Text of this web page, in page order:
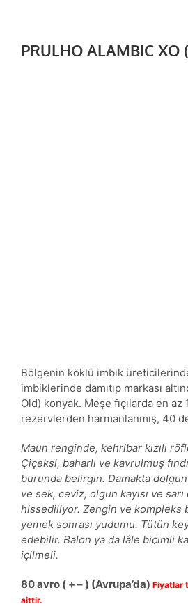
PRULHO ALAMBIC XO
Bölgenin köklü imbik
imbiklerinde damıtıp markası
Old) konyak. Meşe fıçılarda en az
rezervlerden harmanlanmış, 40
Maun renginde, kehribar kızılı
Çiçeksi, baharlı ve kavrulmuş
burunda belirgin. Damakta
ve sek, ceviz, olgun kayısı ve sarı
hissediliyor. Zengin ve kompleks
yemek sonrası yudumu. Tütün
edebilir. Balon ya da lâle biçimli
içilmeli.
80 avro( + – ) (Avrupa’da) Fiyatlar
aittir.